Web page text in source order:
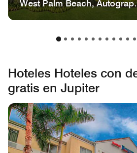
West Palm Beach,
Collection
Hoteles Hoteles con
gratis en Jupiter